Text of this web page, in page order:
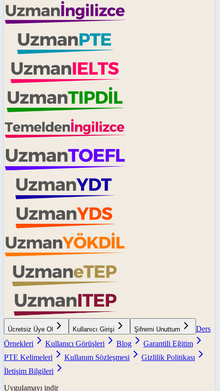
Ücretsiz Üye Ol Kullanıcı Girişi Şifremi Unuttum
Ders
Örnekleri
Kullanıcı Görüşleri Blog
Garantili Eğitim
PTE Kelimeleri
Kullanım Sözleşmesi
Gizlilik Politikası
İletişim Bilgileri
Uygulamayı indir